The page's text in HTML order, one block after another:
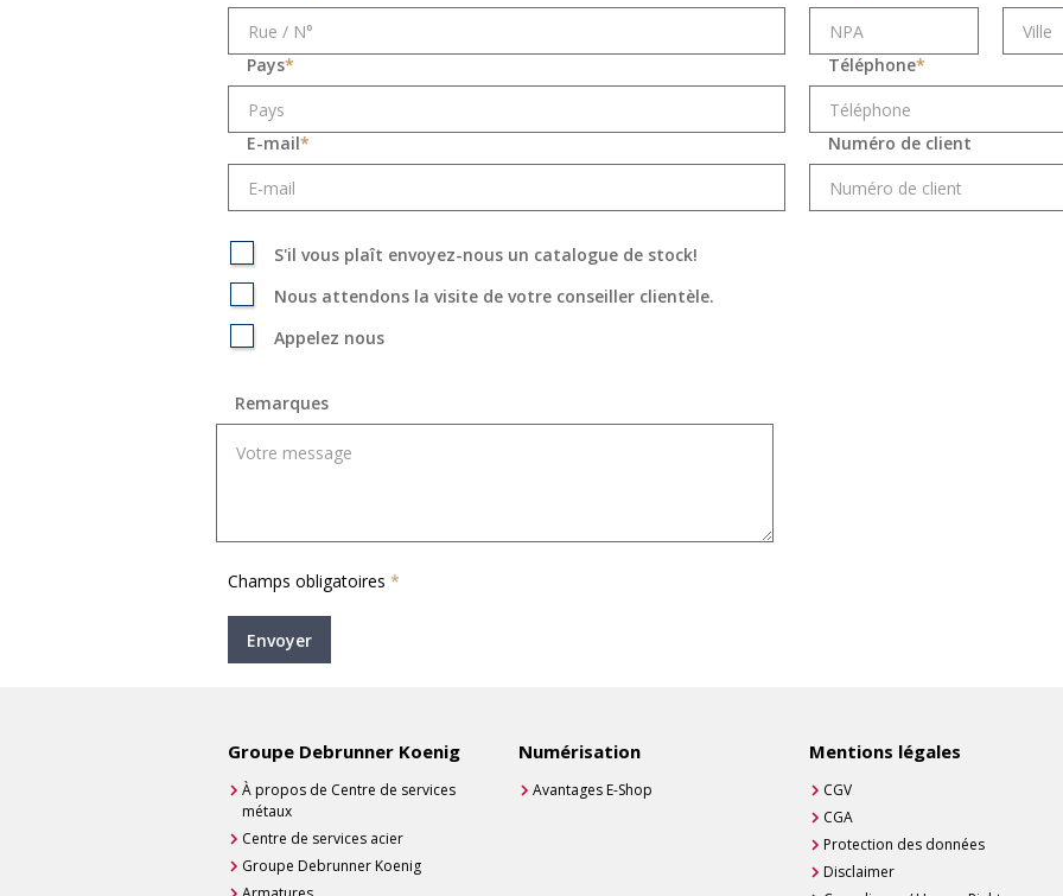
Pays* Téléphone*
E-mail* Numéro de client
S'il vous plaît envoyez-nous un catalogue de stock!
Nous attendons la visite de votre conseiller clientèle.
Appelez nous
Remarques
Champs obligatoires *
Envoyer
Groupe Debrunner Koenig
À propos de Centre de services
métaux
Centre de services acier
Groupe Debrunner Koenig
Numérisation
Avantages E-Shop
Mentions légales
CGV
CGA
Protection des données
Disclaimer